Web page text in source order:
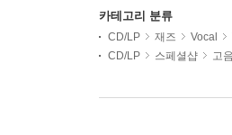
카테고리 분류
CD/LP 재즈 Vocal
CD/LP
스페셜샵 고